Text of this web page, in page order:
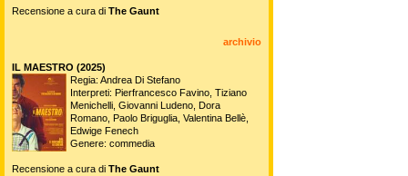
Recensione a cura di The Gaunt
archivio
IL MAESTRO (2025)
Regia: Andrea Di Stefano
Interpreti: Pierfrancesco Favino, Tiziano
Menichelli, Giovanni Ludeno, Dora
Romano, Paolo Briguglia, Valentina Bellè,
Edwige Fenech
Genere: commedia
Recensione a cura di The Gaunt